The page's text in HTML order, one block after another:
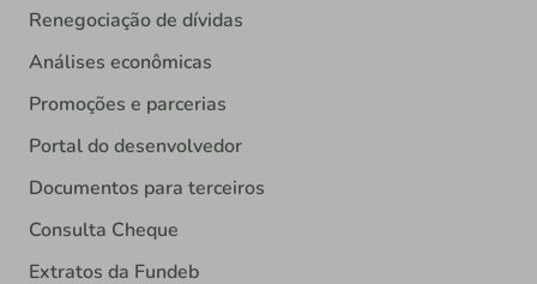
Renegociação de dívidas
Análises econômicas
Promoções e parcerias
Portal do desenvolvedor
Documentos para terceiros
Consulta Cheque
Extratos da Fundeb